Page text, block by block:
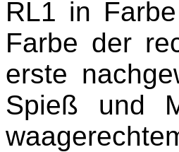
RL1 in
Farbe der
erste
Spieß und